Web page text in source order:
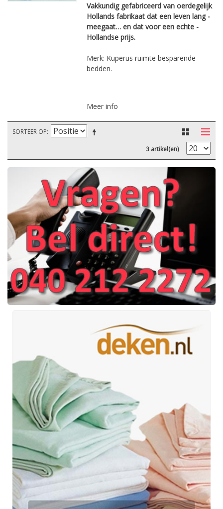
Vakkundig ­gefabriceerd van ­oerdegelijk
­Hollands fabrikaat dat een leven lang ­
meegaat… en dat voor een echte ­
Hollandse prijs.
Merk: Kuperus ruimte besparende
bedden.
Meer info
SORTEER OP
3 artikel(en)